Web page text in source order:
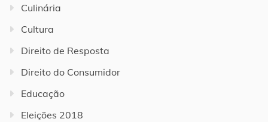
Culinária
Cultura
Direito de Resposta
Direito do Consumidor
Educação
Eleições 2018